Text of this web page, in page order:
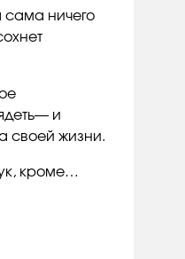
сама ничего
и
своей жизни.
кроме…